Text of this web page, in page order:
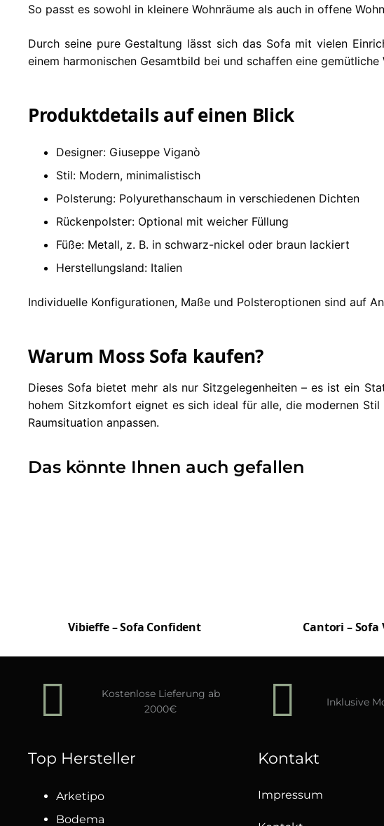
So passt es sowohl in kleinere Wohnräume als auch in offene
Durch seine pure Gestaltung lässt sich das Sofa mit vielen
einem harmonischen Gesamtbild bei und schaffen eine gemütliche
Produktdetails auf einen Blick
Designer: Giuseppe Viganò
Stil: Modern, minimalistisch
Polsterung: Polyurethanschaum in verschiedenen Dichten
Rückenpolster: Optional mit weicher Füllung
Füße: Metall, z. B. in schwarz-nickel oder braun lackiert
Herstellungsland: Italien
Individuelle Konfigurationen, Maße und Polsteroptionen sind auf
Warum Moss Sofa kaufen?
Dieses Sofa bietet mehr als nur Sitzgelegenheiten – es ist ein
hohem Sitzkomfort eignet es sich ideal für alle, die modernen
Raumsituation anpassen.
Das könnte Ihnen auch gefallen
Vibieffe – Sofa Confident Cantori – Sofa
Kostenlose Lieferung ab
2000€
Inklusive
Top Hersteller
Arketipo
Bodema
Kontakt
Impressum